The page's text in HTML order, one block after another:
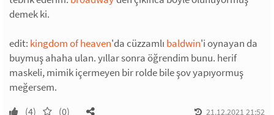
demek ki.
edit: kingdom of heaven'da cüzzamlı baldwin'i oynayan da
buymuş ahaha ulan. yıllar sonra öğrendim bunu. herif
maskeli, mimik içermeyen bir rolde bile şov yapıyormuş
meğersem.
(4) (0) 21.12.2021 21:52